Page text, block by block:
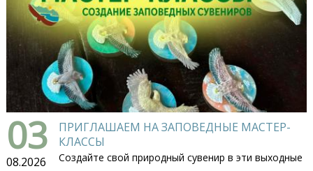
03
08.2026
ПРИГЛАШАЕМ НА ЗАПОВЕДНЫЕ МАСТЕР-
КЛАССЫ
Создайте свой природный сувенир в эти выходные